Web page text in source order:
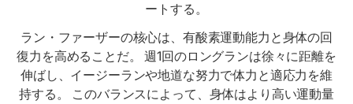
ートする。
ラン・ファーザーの核心は、有酸素運動能力と身体の回
復力を高めることだ。 週1回のロングランは徐々に距離を
伸ばし、イージーランや地道な努力で体力と適応力を維
持する。 このバランスによって、身体はより高い運動量